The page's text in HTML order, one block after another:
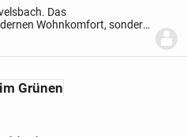
Das
Wohnkomfort, sondern
Technologien. Durch
Grünen